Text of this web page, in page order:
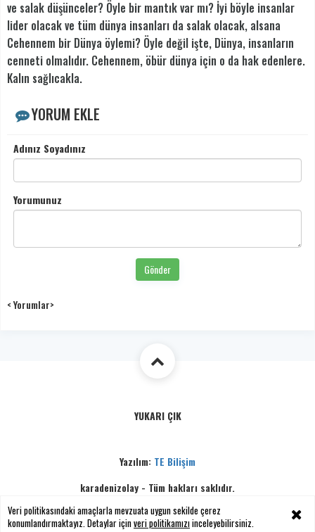
ve salak düşünceler? Öyle bir mantık var mı? İyi böyle insanlar
lider olacak ve tüm dünya insanları da salak olacak, alsana
Cehennem bir Dünya öylemi? Öyle değil işte, Dünya, insanların
cenneti olmalıdır. Cehennem, öbür dünya için o da hak edenlere.
Kalın sağlıcakla.
YORUM EKLE
Adınız Soyadınız
Yorumunuz
Gönder
< Yorumlar>
YUKARI ÇIK
Yazılım: TE Bilişim
karadenizolay - Tüm hakları saklıdır.
Copyright © 2026
Veri politikasındaki amaçlarla mevzuata uygun sekilde çerez
konumlandırmaktayız. Detaylar içinveri politikamızıinceleyebilirsiniz.